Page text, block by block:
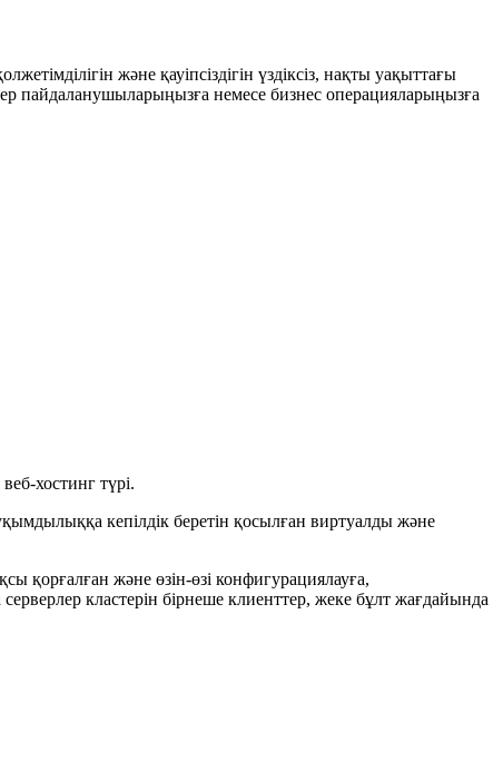
және қауіпсіздігін үздіксіз, нақты уақыттағы
пайдаланушыларыңызға немесе бизнес операцияларыңызға
хостинг түрі.
кепілдік беретін қосылған виртуалды және
қорғалған және өзін-өзі конфигурациялауға,
кластерін бірнеше клиенттер, жеке бұлт жағдайында